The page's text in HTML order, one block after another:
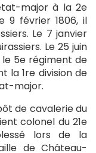
major à la 2e
9 février 1806, il
Le 7 janvier
Le 25 juin
le 5e régiment de
la 1re division de
major.
de cavalerie du
colonel du 21e
lors de la
de Château-